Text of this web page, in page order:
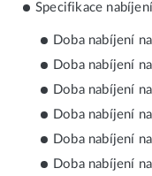
Specifikace
Doba nabíjení
Doba nabíjení
Doba nabíjení
Doba nabíjení
Doba nabíjení
Doba nabíjení